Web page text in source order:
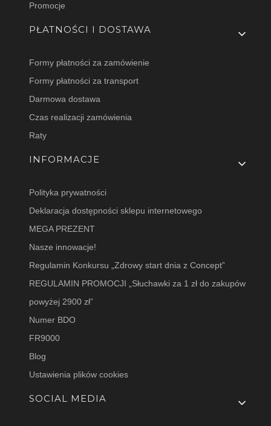
Promocje
PŁATNOŚCI I DOSTAWA
Formy płatności za zamówienie
Formy płatności za transport
Darmowa dostawa
Czas realizacji zamówienia
Raty
INFORMACJE
Polityka prywatności
Deklaracja dostępności sklepu internetowego
MEGA PREZENT
Nasze innowacje!
Regulamin Konkursu „Zdrowy start dnia z Concept”
REGULAMIN PROMOCJI „Słuchawki za 1 zł do zakupów
powyżej 2900 zł”
Numer BDO
FR9000
Blog
Ustawienia plików cookies
SOCIAL MEDIA